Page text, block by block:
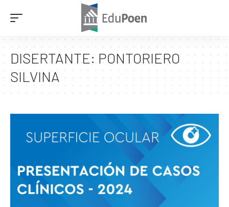
DISERTANTE:PONTORIERO
SILVINA